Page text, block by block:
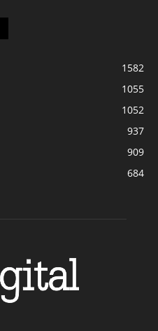
1582
1055
1052
937
909
684